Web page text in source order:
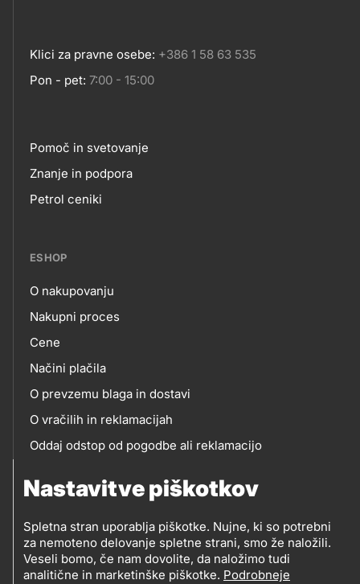
Nastavitve piškotkov
Spletna stran uporablja piškotke. Nujne, ki so potrebni
za nemoteno delovanje spletne strani, smo že naložili.
Veseli bomo, če nam dovolite, da naložimo tudi
analitične in marketinške piškotke. Podrobneje
Klici za pravne osebe: +386 1 58 63 535
Pon - pet: 7:00 - 15:00
Footer
links
Pomoč in svetovanje
Znanje in podpora
Petrol ceniki
ESHOP
eshop
O nakupovanju
Nakupni proces
Cene
Načini plačila
O prevzemu blaga in dostavi
O vračilih in reklamacijah
Oddaj odstop od pogodbe ali reklamacijo
(OEEO)